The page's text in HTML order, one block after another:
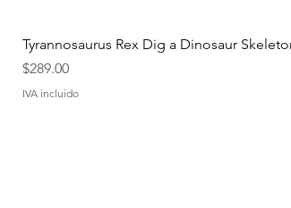
Tyrannosaurus Rex Dig a Dinosaur
Precio
$289.00
IVA incluido